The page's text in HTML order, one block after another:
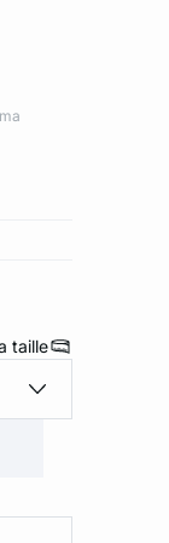
taille